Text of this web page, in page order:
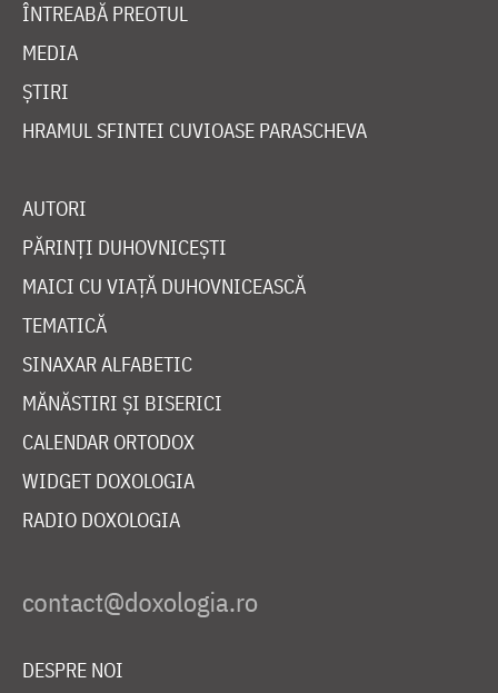
ÎNTREABĂ PREOTUL
MEDIA
ȘTIRI
HRAMUL SFINTEI CUVIOASE PARASCHEVA
AUTORI
PĂRINȚI DUHOVNICEȘTI
MAICI CU VIAȚĂ DUHOVNICEASCĂ
TEMATICĂ
SINAXAR ALFABETIC
MĂNĂSTIRI ȘI BISERICI
CALENDAR ORTODOX
WIDGET DOXOLOGIA
RADIO DOXOLOGIA
DESPRE NOI